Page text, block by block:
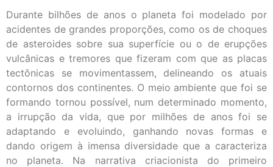
Durante bilhões de anos o planeta foi modelado por
acidentes de grandes proporções, como os de choques
de asteroides sobre sua superfície ou o de erupções
vulcânicas e tremores que fizeram com que as placas
tectônicas se movimentassem, delineando os atuais
contornos dos continentes. O meio ambiente que foi se
formando tornou possível, num determinado momento,
a irrupção da vida, que por milhões de anos foi se
adaptando e evoluindo, ganhando novas formas e
dando origem à imensa diversidade que a caracteriza
no planeta. Na narrativa criacionista do primeiro